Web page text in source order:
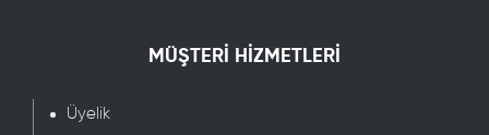
MÜŞTERİ HİZMETLERİ
Üyelik